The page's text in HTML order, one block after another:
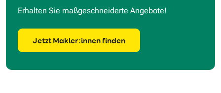
Erhalten Sie maßgeschneiderte Angebote!
Jetzt Makler:innen finden